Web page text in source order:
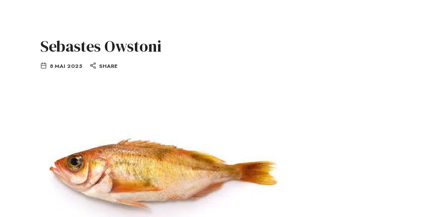
Sebastes Owstoni
8 MAI 2025 SHARE